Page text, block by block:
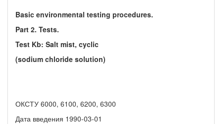
Basic environmental testing procedures.
Part 2. Tests.
Test Kb: Salt mist, cyclic
(sodium chloride solution)
ОКСТУ 6000, 6100, 6200, 6300
Дата введения 1990-03-01